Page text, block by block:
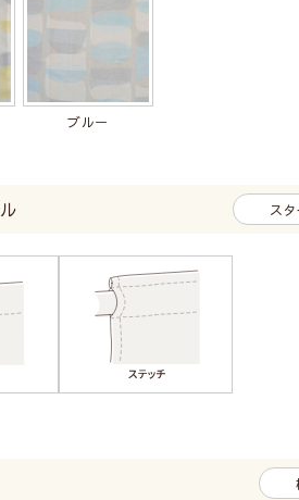
ブルー
ス